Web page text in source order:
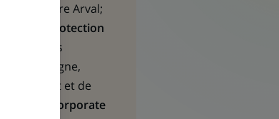
ou encore Arval;
& Protection
pour les
d’épargne,
et de
Corporate